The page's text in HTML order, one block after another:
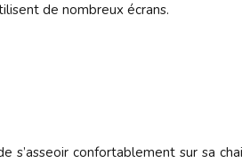
de nombreux écrans.
s’asseoir confortablement sur sa